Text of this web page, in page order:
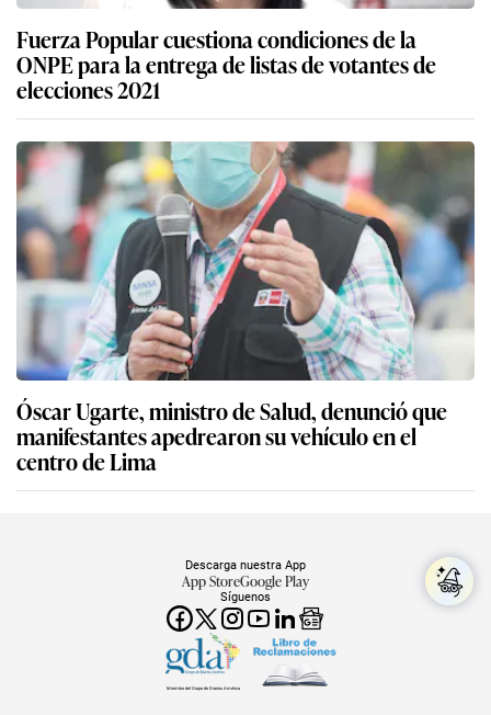
Fuerza Popular cuestiona condiciones de la
ONPE para la entrega de listas de votantes de
elecciones 2021
Óscar Ugarte, ministro de Salud, denunció que
manifestantes apedrearon su vehículo en el
centro de Lima
Síguenos
Descarga nuestra App
App StoreGoogle Play
Miembro del Grupo de Diarios América